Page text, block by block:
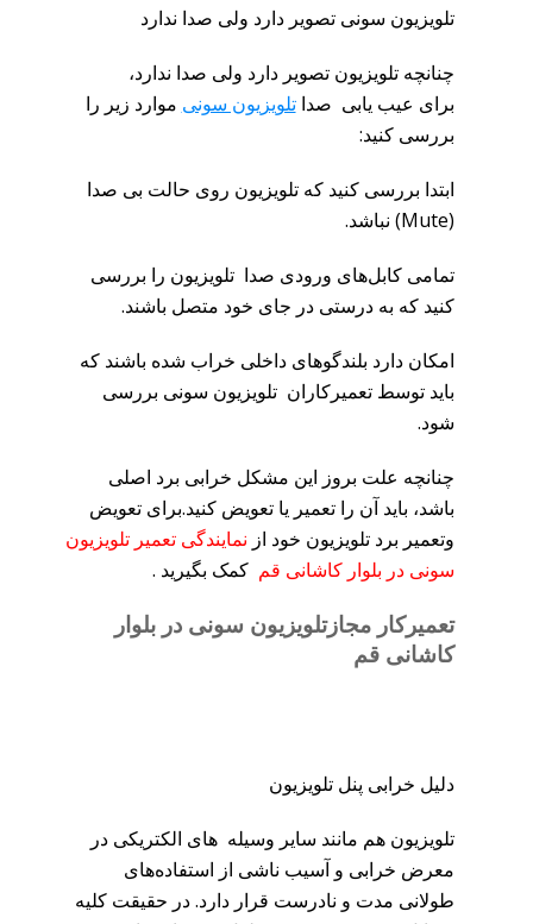
تلویزیون سونی تصویر دارد ولی صدا ندارد
چنانچه تلویزیون تصویر دارد ولی صدا ندارد،
برای عیب یابی صداتلویزیون سونی موارد زیر را
بررسی کنید:
ابتدا بررسی کنید که تلویزیون روی حالت بی صدا
(Mute) نباشد.
تمامی کابل‌های ورودی صدا تلویزیون را بررسی
کنید که به درستی در جای خود متصل باشند.
امکان دارد بلندگوهای داخلی خراب شده باشند که
باید توسط تعمیرکاران تلویزیون سونی بررسی
شود.
چنانچه علت بروز این مشکل خرابی برد اصلی
باشد، باید آن را تعمیر یا تعویض کنید.برای تعویض
وتعمیر برد تلویزیون خود از نمایندگی تعمیر تلویزیون
سونی در بلوار کاشانی قم کمک بگیرید .
تعمیرکار مجازتلویزیون سونی در بلوار
کاشانی قم
دلیل خرابی پنل تلویزیون
تلویزیون هم مانند سایر وسیله های الکتریکی در
معرض خرابی و آسیب ناشی از استفاده‌های
طولانی مدت و نادرست قرار دارد. در حقیقت کلیه